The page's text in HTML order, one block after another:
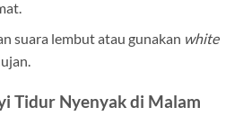
suara lembut atau gunakan white
Tidur Nyenyak di Malam